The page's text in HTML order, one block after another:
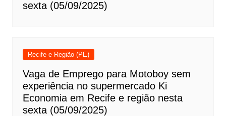
sexta (05/09/2025)
Recife e Região (PE)
Vaga de Emprego para Motoboy sem
experiência no supermercado Ki
Economia em Recife e região nesta
sexta (05/09/2025)